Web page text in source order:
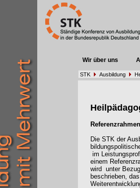
Wir über uns
STK Ausbildung
Die STK der
im
einem
wird unter
beschrieben,